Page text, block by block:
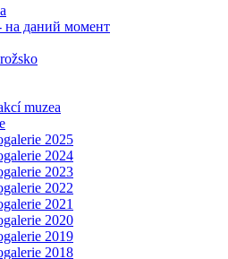
на даний момент
muzea
2025
2024
2023
2022
2021
2020
2019
2018